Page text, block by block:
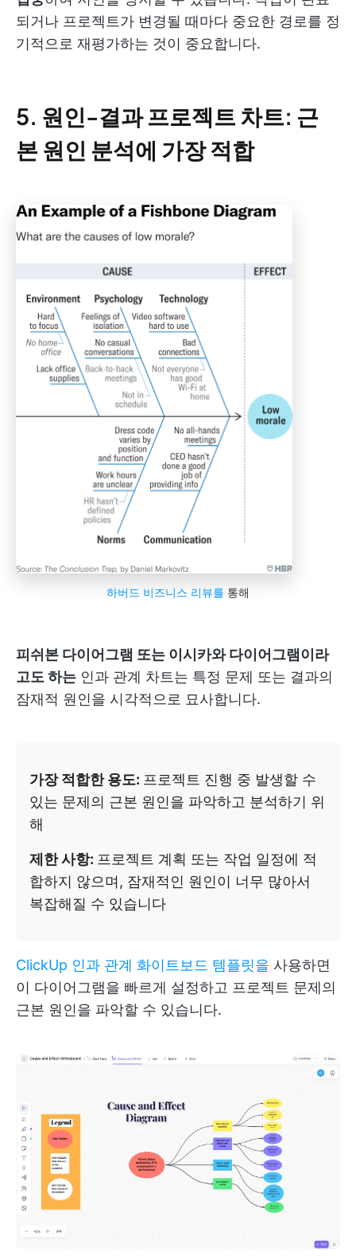
되거나 프로젝트가 변경될 때마다 중요한 경로를 정
기적으로 재평가하는 것이 중요합니다.
5. 원인-결과 프로젝트 차트: 근
본 원인 분석에 가장 적합
하버드 비즈니스 리뷰를 통해
피쉬본 다이어그램 또는 이시카와 다이어그램이라
고도 하는 인과 관계 차트는 특정 문제 또는 결과의
잠재적 원인을 시각적으로 묘사합니다.
가장 적합한 용도: 프로젝트 진행 중 발생할 수
있는 문제의 근본 원인을 파악하고 분석하기 위
해
제한 사항: 프로젝트 계획 또는 작업 일정에 적
합하지 않으며, 잠재적인 원인이 너무 많아서
복잡해질 수 있습니다
ClickUp 인과 관계 화이트보드 템플릿을 사용하면
이 다이어그램을 빠르게 설정하고 프로젝트 문제의
근본 원인을 파악할 수 있습니다.